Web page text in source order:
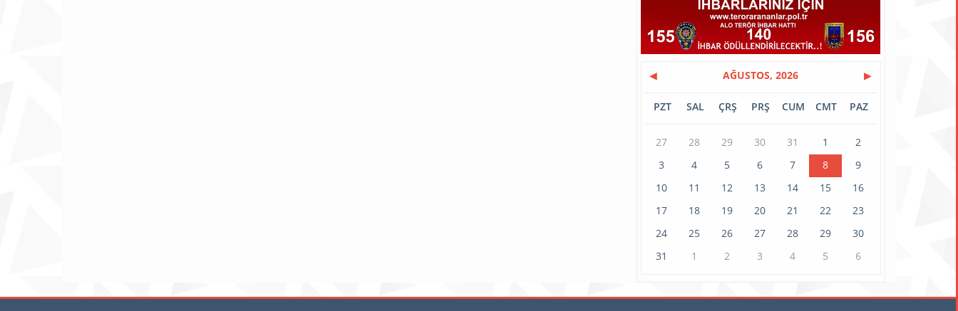
◀ AĞUSTOS, 2026 ▶
PZT SAL ÇRŞ PRŞ CUM CMT PAZ
27 28 29 30 31 1
2
3
4 5 6 7 8
9
10
11 12 13 14 15
16
17
18 19 20 21 22
23
24
25 26 27 28 29
30
31
1 2 3 4 5 6